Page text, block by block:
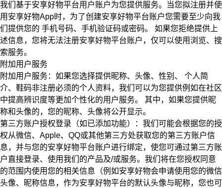
我们基于安享好物平台用户账户为您提供服务。当您拟注册并使
用安享好物App时，为了创建安享好物平台账户您需要至少向我
们提供您的 手机号码、手机验证码或密码。
如果您拒绝提供上
述信息，您将无法注册安享好物平台账户，仅可以使用浏览、搜
索服务。
附加用户服务
附加用户服务：如果您选择提供昵称、头像、 性别、
个人简
介、鞋码非注册必须的个人资料，我们可以为您提供例如在社区
中提高辨识度等更加个性化的用户服务。 其中，如果您提供昵
称和头像的，您的昵称、头像将公开显示。
第三方账户授权登录（如已添加功能）：我们可能会根据您的授
权从微信、Apple、QQ或其他第三方处获取您的第三方账户信
息，并与您的安享好物平台账户进行绑定，使您可通过第三方账
户直接登录、使用我们的产品及/或服务。我们将在您授权同意
的范围内使用您的相关信息（例如安享好物会申请使用您的微信
头像、昵称信息，作为安享好物平台的默认头像与昵称，您也可